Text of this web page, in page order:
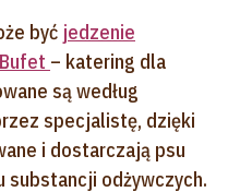
być jedzenie
– katering dla
są według
specjalistę, dzięki
i dostarczają psu
substancji odżywczych.